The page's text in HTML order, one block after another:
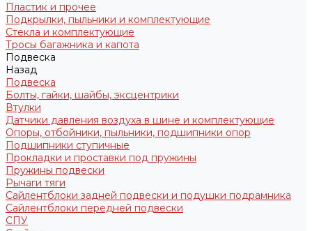
Пластик и прочее
Подкрылки, пыльники и комплектующие
Стекла и комплектующие
Тросы багажника и капота
Подвеска
Назад
Подвеска
Болты, гайки, шайбы, эксцентрики
Втулки
Датчики давления воздуха в шине и комплектующие
Опоры, отбойники, пыльники, подшипники опор
Подшипники ступичные
Прокладки и проставки под пружины
Пружины подвески
Рычаги тяги
Сайлентблоки задней подвески и подушки подрамника
Сайлентблоки передней подвески
СПУ